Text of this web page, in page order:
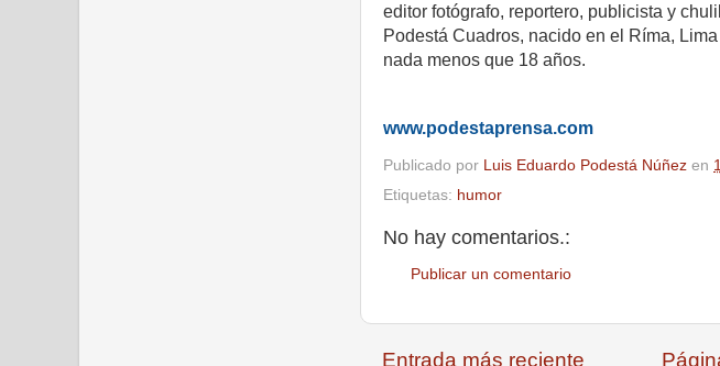
editor fotógrafo, reportero, publicista y
Podestá Cuadros, nacido en el Ríma,
nada menos que 18 años.
www.podestaprensa.com
Publicado por Luis Eduardo Podestá Núñez en
Etiquetas: humor
No hay comentarios.:
Publicar un comentario
Entrada más reciente